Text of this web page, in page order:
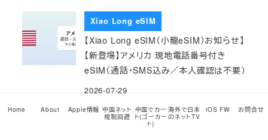
Xiao Long eSIM
【Xiao Long eSIM（小龍eSIM）お知らせ】
【新登場】アメリカ 現地電話番号付き
eSIM（通話・SMS込み／本人確認は不要）
2026-07-29
Xiao Long eSIM
Home About Apple情報 中国ネット
規制回避
中国でカー
ト(ゴーカー
ト)
海外で日本
のネットTV
iOS FW お問合せ